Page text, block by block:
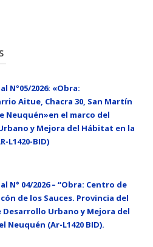
N°05/2026: «Obra:
Aitue, Chacra 30, San Martín
Neuquén»en el marco del
y Mejora del Hábitat en la
L1420-BID)
N° 04/2026 – “Obra: Centro de
de los Sauces. Provincia del
Desarrollo Urbano y Mejora del
(Ar-L1420 BID).